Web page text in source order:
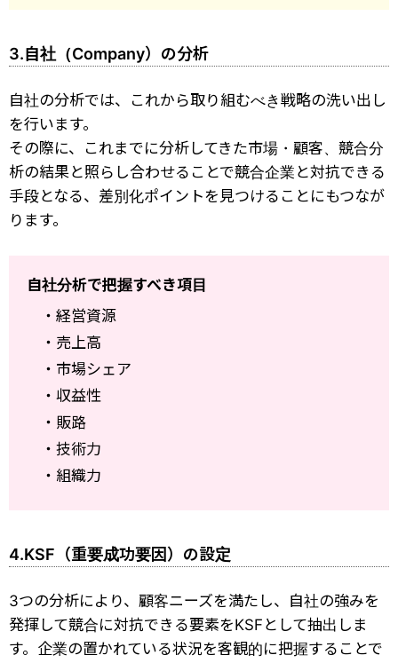
3.自社（Company）の分析
自社の分析では、これから取り組むべき戦略の洗い出し
を行います。
その際に、これまでに分析してきた市場・顧客、競合分
析の結果と照らし合わせることで競合企業と対抗できる
手段となる、差別化ポイントを見つけることにもつなが
ります。
自社分析で把握すべき項目
・経営資源
・売上高
・市場シェア
・収益性
・販路
・技術力
・組織力
4.KSF（重要成功要因）の設定
3つの分析により、顧客ニーズを満たし、自社の強みを
発揮して競合に対抗できる要素をKSFとして抽出しま
す。企業の置かれている状況を客観的に把握することで